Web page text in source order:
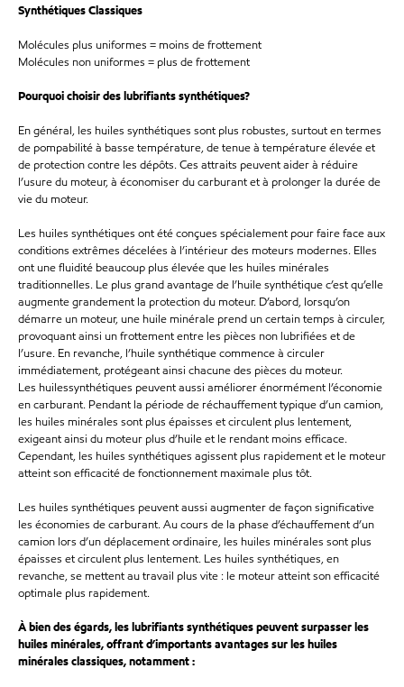
Synthétiques Classiques
Molécules plus uniformes = moins de frottement
Molécules non uniformes = plus de frottement
Pourquoi choisir des lubrifiants synthétiques?
En général, les huiles synthétiques sont plus robustes, surtout en termes
de pompabilité à basse température, de tenue à température élevée et
de protection contre les dépôts. Ces attraits peuvent aider à réduire
l’usure du moteur, à économiser du carburant et à prolonger la durée de
vie du moteur.
Les huiles synthétiques ont été conçues spécialement pour faire face aux
conditions extrêmes décelées à l’intérieur des moteurs modernes. Elles
ont une fluidité beaucoup plus élevée que les huiles minérales
traditionnelles. Le plus grand avantage de l’huile synthétique c’est qu’elle
augmente grandement la protection du moteur. D’abord, lorsqu’on
démarre un moteur, une huile minérale prend un certain temps à circuler,
provoquant ainsi un frottement entre les pièces non lubrifiées et de
l’usure. En revanche, l’huile synthétique commence à circuler
immédiatement, protégeant ainsi chacune des pièces du moteur.
Les huilessynthétiques peuvent aussi améliorer énormément l’économie
en carburant. Pendant la période de réchauffement typique d’un camion,
les huiles minérales sont plus épaisses et circulent plus lentement,
exigeant ainsi du moteur plus d’huile et le rendant moins efficace.
Cependant, les huiles synthétiques agissent plus rapidement et le moteur
atteint son efficacité de fonctionnement maximale plus tôt.
Les huiles synthétiques peuvent aussi augmenter de façon significative
les économies de carburant. Au cours de la phase d’échauffement d’un
camion lors d’un déplacement ordinaire, les huiles minérales sont plus
épaisses et circulent plus lentement. Les huiles synthétiques, en
revanche, se mettent au travail plus vite : le moteur atteint son efficacité
optimale plus rapidement.
À bien des égards, les lubrifiants synthétiques peuvent surpasser les
huiles minérales, offrant d’importants avantages sur les huiles
minérales classiques, notamment :